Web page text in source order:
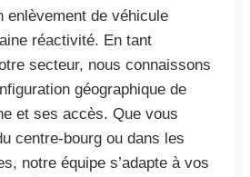
enlèvement de véhicule
réactivité. En tant
secteur, nous connaissons
géographique de
et ses accès. Que vous
centre-bourg ou dans les
notre équipe s’adapte à vos